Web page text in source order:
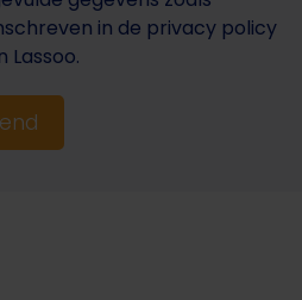
in de privacy policy
Lassoo.